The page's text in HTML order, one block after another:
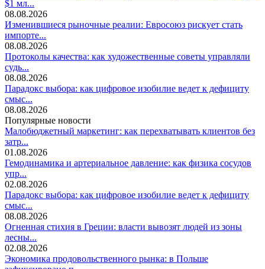
$1 мл...
08.08.2026
Изменившиеся рыночные реалии: Евросоюз рискует стать
импорте...
08.08.2026
Протоколы качества: как художественные советы управляли
судь...
08.08.2026
Парадокс выбора: как цифровое изобилие ведет к дефициту
смыс...
08.08.2026
Популярные новости
Малобюджетный маркетинг: как перехватывать клиентов без
затр...
01.08.2026
Гемодинамика и артериальное давление: как физика сосудов
упр...
02.08.2026
Парадокс выбора: как цифровое изобилие ведет к дефициту
смыс...
08.08.2026
Огненная стихия в Греции: власти вывозят людей из зоны
лесны...
02.08.2026
Экономика продовольственного рынка: в Польше